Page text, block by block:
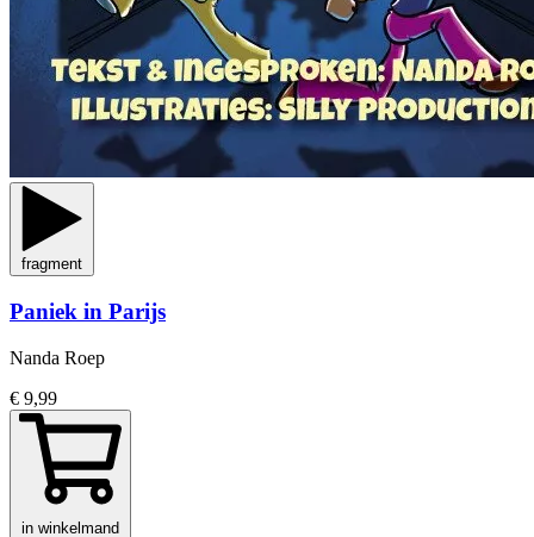
fragment
Paniek in Parijs
Nanda Roep
€ 9,99
in winkelmand